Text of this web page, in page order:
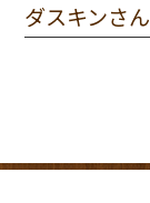
ダスキンさ